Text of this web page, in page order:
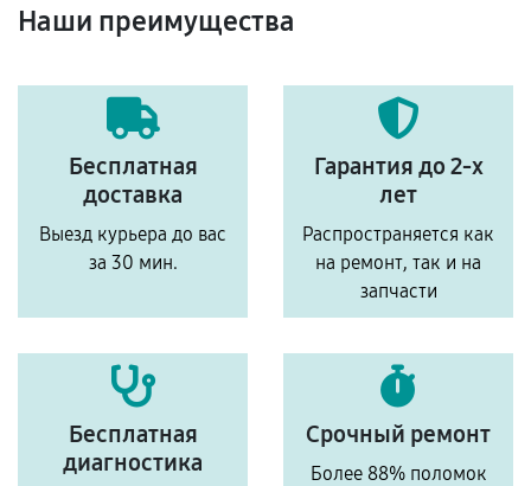
Наши преимущества
Бесплатная
доставка
Выезд курьера до вас
за 30 мин.
Гарантия до 2-х
лет
Распространяется как
на ремонт, так и на
запчасти
Бесплатная
диагностика
Срочный ремонт
Более 88% поломок